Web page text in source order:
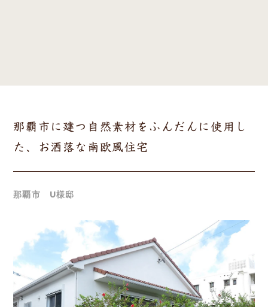
那覇市に建つ自然素材をふんだんに使用し
た、お洒落な南欧風住宅
那覇市 U様邸